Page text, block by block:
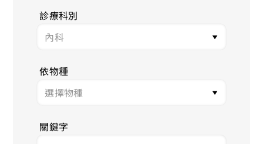
診療科別
依物種
關鍵字